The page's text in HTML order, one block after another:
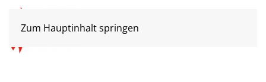
Zum Hauptinhalt springen